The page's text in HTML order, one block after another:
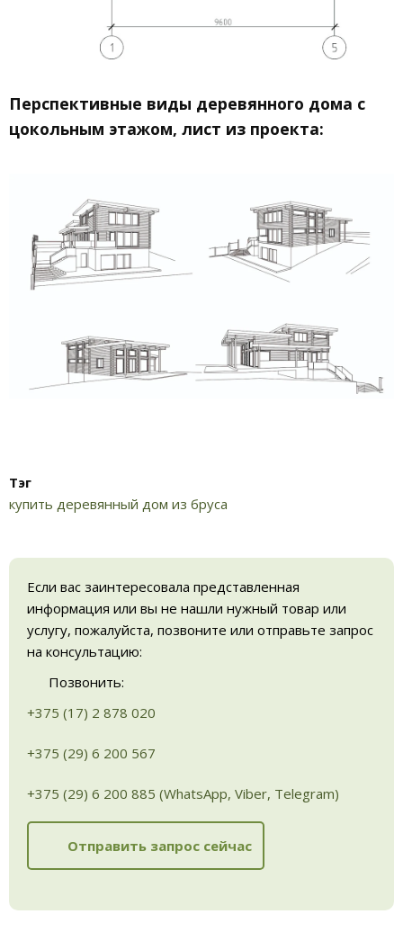
Перспективные виды деревянного дома с
цокольным этажом, лист из проекта:
Тэг
купить деревянный дом из бруса
Если вас заинтересовала представленная
информация или вы не нашли нужный товар или
услугу, пожалуйста, позвоните или отправьте запрос
на консультацию:
Позвонить:
+375 (17) 2 878 020
+375 (29) 6 200 567
+375 (29) 6 200 885 (WhatsApp, Viber, Telegram)
Отправить запрос сейчас